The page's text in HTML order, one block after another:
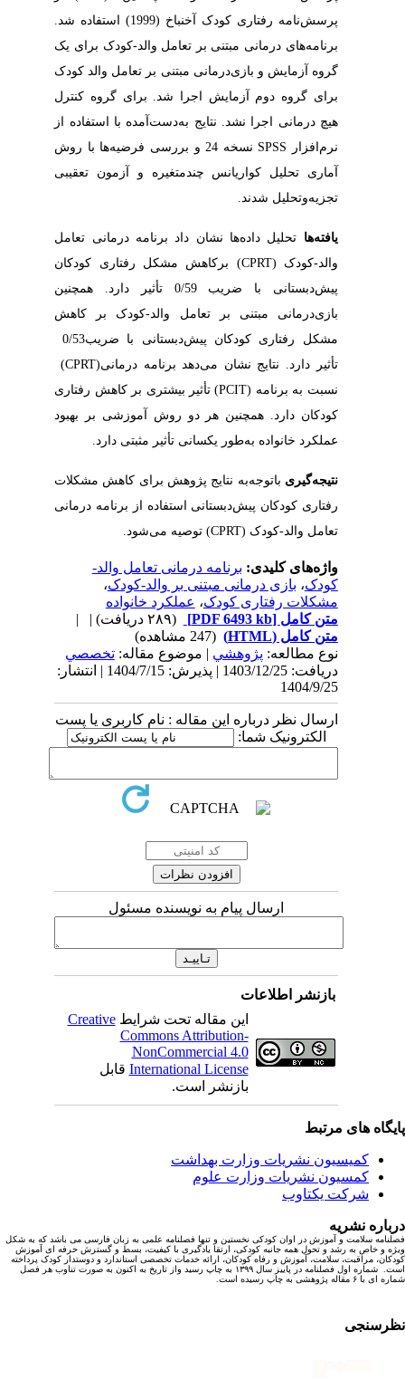
‬پرسش‌نامه‭ ‬رفتاری‭ ‬کودک‭ ‬آخنباخ‭ (‬1999‭) ‬استفاده‭ ‬شد.‭
‬برنامه‌های‭ ‬درمانی‭ ‬مبتنی‭ ‬بر‭ ‬تعامل‭ ‬والد‭-‬کودک‭ ‬برای‭ ‬یک‭
‬گروه‭ ‬آزمایش‭ ‬و‭ ‬بازی‌درمانی‭ ‬مبتنی‭ ‬بر‭ ‬تعامل‭ ‬والد‭ ‬کودک‭
‬نرم‌افزار‭ ‬SPSS‭ ‬نسخه‭ ‬24‭ ‬و‭ ‬بررسی‭ ‬فرضیه‌ها‭ ‬با‭ ‬روش‭
‬آماری‭ ‬تحلیل‭ ‬کواریانس‭ ‬چندمتغیره‭ ‬و‭ ‬آزمون‭ ‬تعقیبی‭
‬تجزیه‌وتحلیل‭ ‬شدند‭.‬
یافته‌ها
‭ ‬تحلیل‭ ‬داده‌ها‭ ‬نشان‭ ‬داد‭ ‬برنامه‭ ‬درمانی‭ ‬تعامل‭
‬والد‭-‬کودک‭ (‬CPRT‭) ‬برکاهش‭ ‬مشکل‭ ‬رفتاری‭ ‬کودکان‭
‬پیش‌دبستانی‭ ‬با‭ ‬ضریب‭ ‬0/59‭ ‬تأثیر‭ ‬دارد. همچنین‭
‬بازی‌درمانی‭ ‬مبتنی‭ ‬بر‭ ‬تعامل‭ ‬والد‭-‬کودک‭ ‬بر‭ ‬کاهش‭
‬مشکل‭ ‬رفتاری‭ ‬کودکان‭ ‬پیش‌دبستانی‭ ‬با‭ ‬ضریب‭ ‬0/‬53‭
‬تأثیر‭ ‬دارد. نتایج‭ ‬نشان‭ ‬می‌دهد‭ ‬برنامه‭ ‬درمانی‭ (‬CPRT‭)
‬کودکان‭ ‬دارد. همچنین‭ ‬هر‭ ‬دو‭ ‬روش‭ ‬آموزشی‭ ‬بر‭ ‬بهبود‭
‬عملکرد‭ ‬خانواده‭ ‬به‌طور‭ ‬یکسانی‭ ‬تأثیر‭ ‬مثبتی‭ ‬دارد‭.‬
نتیجه‌گیری
‬رفتاری‭ ‬کودکان‭ ‬پیش‌دبستانی‭ ‬استفاده‭ ‬از‭ ‬برنامه‭ ‬درمانی‭
‬تعامل‭ ‬والد‭-‬کودک‭ (‬CPRT‭) ‬توصیه‭ ‬می‌شود‭. ‬
واژه‌های کلیدی:برنامه درمانی تعامل والد-
کودک،بازی درمانی مبتنی بر والد-کودک،
مشکلات رفتاری کودک،عملکرد خانواده
متن کامل[PDF 6493 kb]
| |
متن کامل (HTML)
(247 مشاهده)
نوع مطالعه:پژوهشي| موضوع مقاله:تخصصي
دریافت: 1403/12/25 | پذیرش: 1404/7/15 | انتشار:
1404/9/25
ارسال نظر درباره این مقاله : نام کاربری یا پست
الکترونیک شما:
ارسال پیام به نویسنده مسئول
بازنشر اطلاعات
این مقاله تحت شرایطCreative
Commons Attribution-
NonCommercial 4.0
International Licenseقابل
بازنشر است.
های مرتبط
کمیسیون نشریات وزارت بهداشت
کمسیون نشریات وزارت علوم
شرکت یکتاوب
نشریه
سلامت و آموزش در اوان کودکی نخستین و تنها فصلنامه علمی به زبان فارسی می باشد که به شکل
و خاص به رشد و تحول همه جانبه کودکی، ارتقا یادگیری با کیفیت، بسط و گسترش حرفه ای آموزش
مراقبت، سلامت، آموزش و رفاه کودکان، ارائه خدمات تخصصی استاندارد و دوستدار کودک پرداخته
است. شماره اول فصلنامه در پاییز سال ۱۳۹۹ به چاپ رسید واز تاریخ به اکنون به صورت تناوب هر فصل
۶ مقاله پژوهشی به چاپ رسیده است.